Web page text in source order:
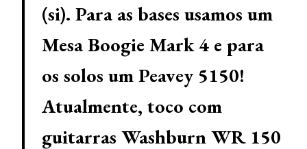
(si). Para as bases usamos um
Mesa Boogie Mark 4 e para
os solos um Peavey 5150!
Atualmente, toco com
guitarras Washburn WR 150